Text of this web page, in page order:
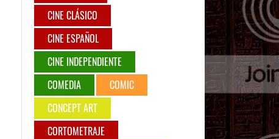
CINE CLÁSICO
CINE ESPAÑOL
CINE INDEPENDIENTE
COMEDIA
COMIC
CONCEPT ART
CORTOMETRAJE